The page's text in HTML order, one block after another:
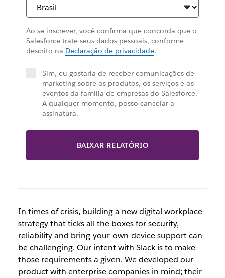
Ao se inscrever, você confirma que concorda que o
Salesforce trate seus dados pessoais, conforme
descrito na Declaração de privacidade.
Sim, eu gostaria de receber comunicações de
marketing sobre os produtos, os serviços e os
eventos da família de empresas do Salesforce.
A qualquer momento, posso cancelar a
assinatura.
BAIXAR RELATÓRIO
In times of crisis, building a new digital workplace
strategy that ticks all the boxes for security,
reliability and bring-your-own-device support can
be challenging. Our intent with Slack is to make
those requirements a given. We developed our
product with enterprise companies in mind; their